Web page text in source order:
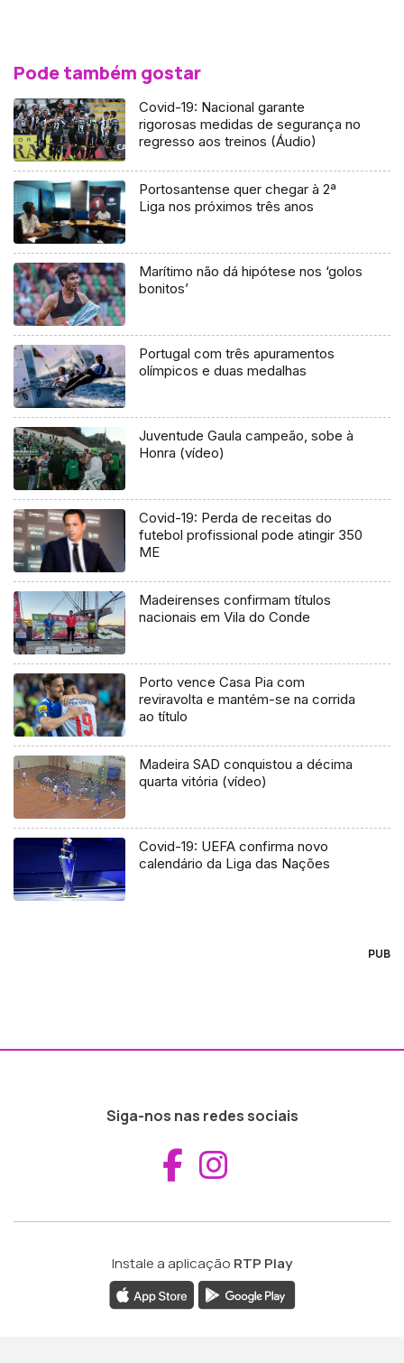
Pode também gostar
Covid-19: Nacional garante
rigorosas medidas de segurança no
regresso aos treinos (Áudio)
Portosantense quer chegar à 2ª
Liga nos próximos três anos
Marítimo não dá hipótese nos ‘golos
bonitos’
Portugal com três apuramentos
olímpicos e duas medalhas
Juventude Gaula campeão, sobe à
Honra (vídeo)
Covid-19: Perda de receitas do
futebol profissional pode atingir 350
ME
Madeirenses confirmam títulos
nacionais em Vila do Conde
Porto vence Casa Pia com
reviravolta e mantém-se na corrida
ao título
Madeira SAD conquistou a décima
quarta vitória (vídeo)
Covid-19: UEFA confirma novo
calendário da Liga das Nações
PUB
Siga-nos nas redes sociais
Aceder ao
Instale a aplicação RTP Play